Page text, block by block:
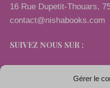
Gérer le
16 Rue Dupetit-Thouars,
contact@nishabooks.com
SUIVEZ NOUS SUR :